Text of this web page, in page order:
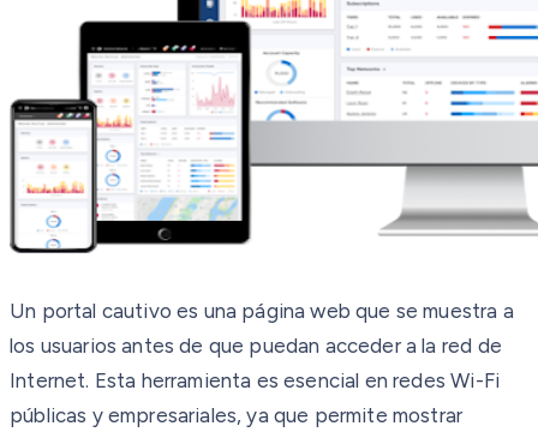
Un portal cautivo es una página web que se muestra a
los usuarios antes de que puedan acceder a la red de
Internet. Esta herramienta es esencial en redes Wi-Fi
públicas y empresariales, ya que permite mostrar